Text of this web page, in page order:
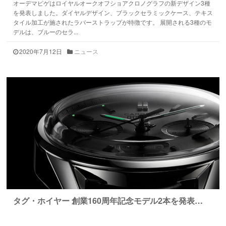
オーデマピゲはロイヤルオークオフショアクロノグラフの新デザイン3種
を発表しました。ダイヤルデザイン、ブラックセラミックケース、テキス
タイル加工が施されたラバーストラップが特徴です。 展開される3種のモ
デルは、ブルーのセラ...
2020年7月12日 ニュース
タグ・ホイヤー 創業160周年記念モデル2本を発表…